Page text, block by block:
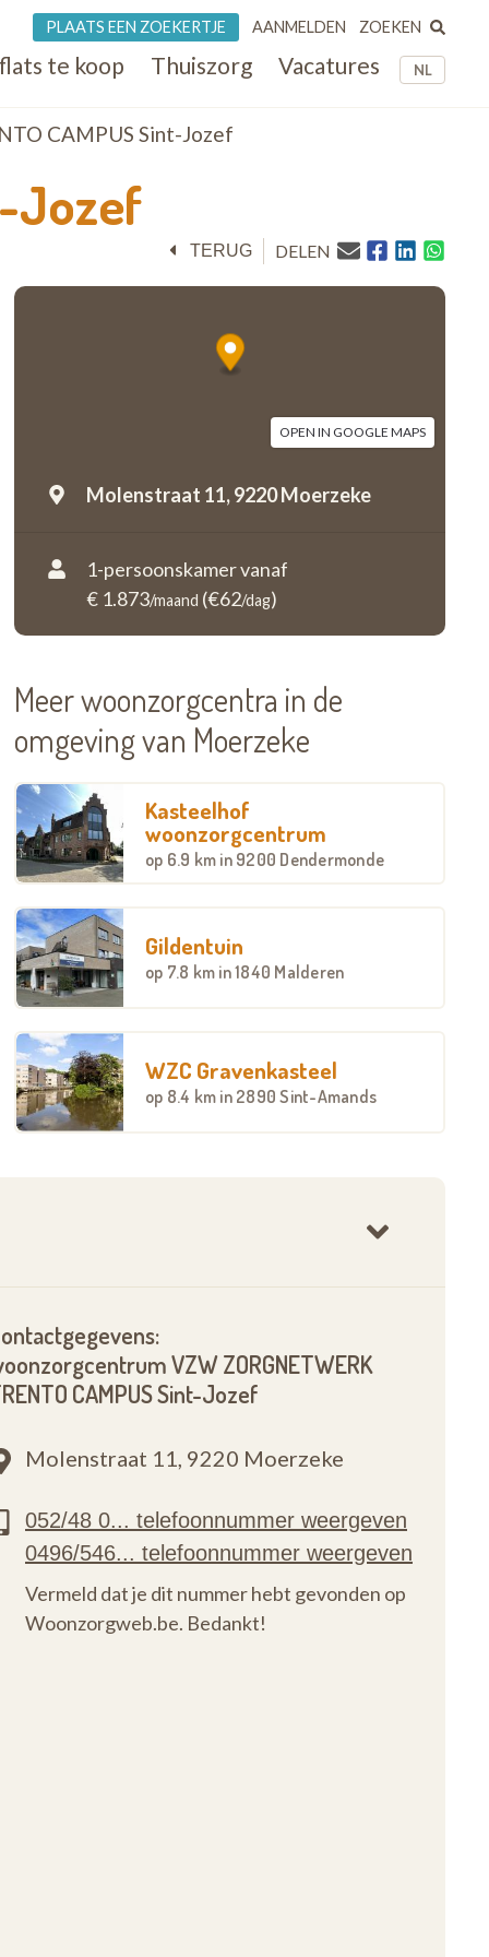
NL
te koop Thuiszorg Vacatures
PLAATS EEN ZOEKERTJE AANMELDEN ZOEKEN
CAMPUS Sint-Jozef
Jozef
TERUG DELEN
OPEN IN GOOGLE MAPS
Molenstraat 11,9220 Moerzeke
1-persoonskamer vanaf
€ 1.873/maand (€62/dag)
Meer woonzorgcentra in de
omgeving van Moerzeke
Kasteelhof
woonzorgcentrum
op 6.9 km in 9200 Dendermonde
Gildentuin
op 7.8 km in 1840 Malderen
WZC Gravenkasteel
op 8.4 km in 2890 Sint-Amands
VZW ZORGNETWERK
CAMPUS Sint-Jozef
Molenstraat 11, 9220 Moerzeke
Vermeld dat je dit nummer hebt gevonden op
Woonzorgweb.be. Bedankt!